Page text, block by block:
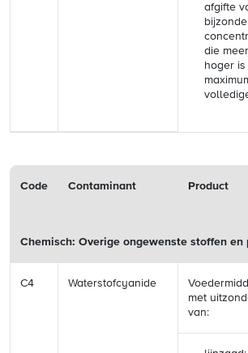
afgifte
die
hoger
Code Contaminant Product
Chemisch: Overige ongewenste stoffen en
C4 Waterstofcyanide
met
van: